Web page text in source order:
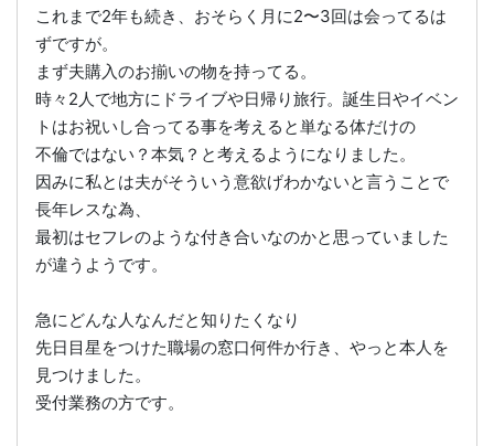
これまで2年も続き、おそらく月に2〜3回は会ってるは
ずですが。
まず夫購入のお揃いの物を持ってる。
時々2人で地方にドライブや日帰り旅行。誕生日やイベン
トはお祝いし合ってる事を考えると単なる体だけの
不倫ではない？本気？と考えるようになりました。
因みに私とは夫がそういう意欲げわかないと言うことで
長年レスな為、
最初はセフレのような付き合いなのかと思っていました
が違うようです。
急にどんな人なんだと知りたくなり
先日目星をつけた職場の窓口何件か行き、やっと本人を
見つけました。
受付業務の方です。